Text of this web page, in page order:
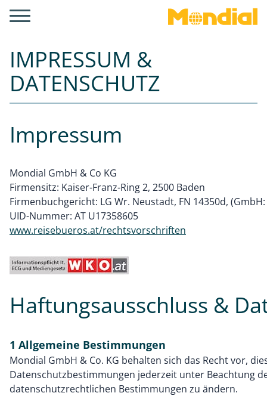
IMPRESSUM &
DATENSCHUTZ
Impressum
Mondial GmbH & Co KG
Firmensitz: Kaiser-Franz-Ring 2, 2500 Baden
Firmenbuchgericht: LG Wr. Neustadt, FN 14350d, (GmbH:
UID-Nummer: AT U17358605
www.reisebueros.at/rechtsvorschriften
Haftungsausschluss &
1 Allgemeine Bestimmungen
Mondial GmbH & Co. KG behalten sich das Recht vor,
Datenschutzbestimmungen jederzeit unter Beachtung
datenschutzrechtlichen Bestimmungen zu ändern.